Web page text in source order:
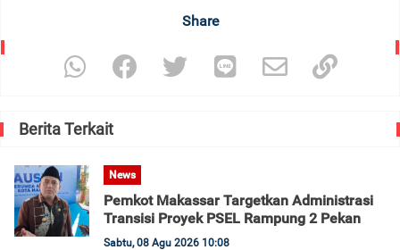
Share
Berita Terkait
News
Pemkot Makassar Targetkan Administrasi
Transisi Proyek PSEL Rampung 2 Pekan
Sabtu, 08 Agu 2026 10:08